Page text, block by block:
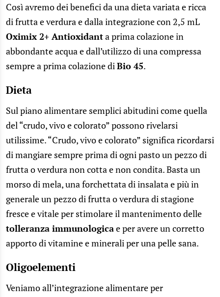
Così avremo dei benefici da una dieta variata e ricca
di frutta e verdura e dalla integrazione con 2,5 mL
Oximix 2+ Antioxidanta prima colazione in
abbondante acqua e dall’utilizzo di una compressa
sempre a prima colazione di Bio 45.
Dieta
Sul piano alimentare semplici abitudini come quella
del “crudo, vivo e colorato” possono rivelarsi
utilissime. “Crudo, vivo e colorato” significa ricordarsi
di mangiare sempre prima di ogni pasto un pezzo di
frutta o verdura non cotta e non condita. Basta un
morso di mela, una forchettata di insalata e più in
generale un pezzo di frutta o verdura di stagione
fresce e vitale per stimolare il mantenimento delle
tolleranza immunologicae per avere un corretto
apporto di vitamine e minerali per una pelle sana.
Oligoelementi
Veniamo all’integrazione alimentare per